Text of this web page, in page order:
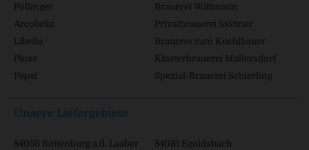
Pöllinger
Brauerei Wittmann
Arcobräu
Privatbrauerei Stöttner
Libella
Brauerei zum Kuchlbauer
Plose
Klosterbrauerei Mallersdorf
Pepsi
Spezial-Brauerei Schierling
Unsere Liefergebiete
84056 Rottenburg a.d. Laaber
84061 Egoldsbach